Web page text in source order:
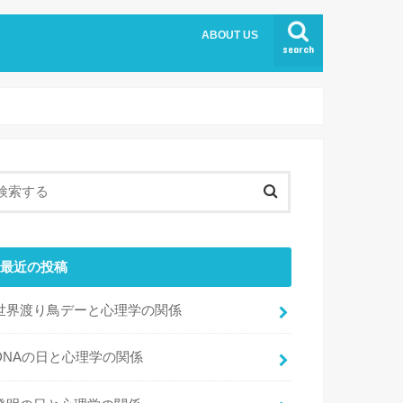
search
ABOUT US
最近の投稿
界渡り鳥デーと心理学の関係
の日と心理学の関係